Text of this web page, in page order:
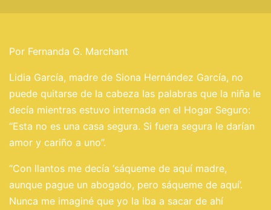
Por Fernanda G. Marchant
Lidia García, madre de Siona Hernández García, no
puede quitarse de la cabeza las palabras que la niña le
decía mientras estuvo internada en el Hogar Seguro:
“Esta no es una casa segura. Si fuera segura le darían
amor y cariño a uno”.
“Con llantos me decía ‘sáqueme de aquí madre,
aunque pague un abogado, pero sáqueme de aquí’.
Nunca me imaginé que yo la iba a sacar de ahí